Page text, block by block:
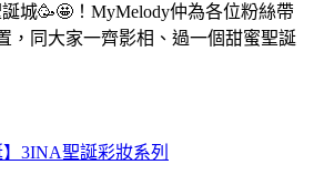
城🥳🤩！MyMelody仲為各位粉絲帶
，同大家一齊影相、過一個甜蜜聖誕
】3INA聖誕彩妝系列